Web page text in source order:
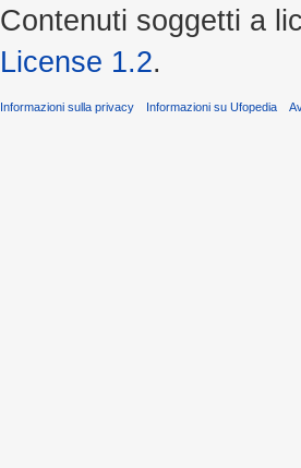
Contenuti soggetti a
License 1.2.
Informazioni sulla privacy Informazioni su Ufopedia